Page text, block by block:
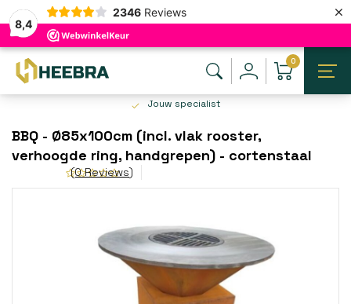
8,4
2346 Reviews ×
0
Jouw specialist
BBQ - Ø85x100cm (incl. vlak rooster,
verhoogde ring, handgrepen) - cortenstaal
(0 Reviews)